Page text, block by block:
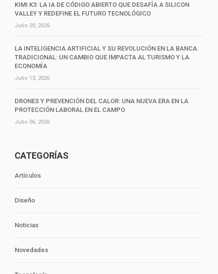
KIMI K3: LA IA DE CÓDIGO ABIERTO QUE DESAFÍA A SILICON
VALLEY Y REDEFINE EL FUTURO TECNOLÓGICO
Julio 20, 2026
LA INTELIGENCIA ARTIFICIAL Y SU REVOLUCIÓN EN LA BANCA
TRADICIONAL: UN CAMBIO QUE IMPACTA AL TURISMO Y LA
ECONOMÍA
Julio 13, 2026
DRONES Y PREVENCIÓN DEL CALOR: UNA NUEVA ERA EN LA
PROTECCIÓN LABORAL EN EL CAMPO
Julio 06, 2026
CATEGORÍAS
Artículos
Diseño
Noticias
Novedades